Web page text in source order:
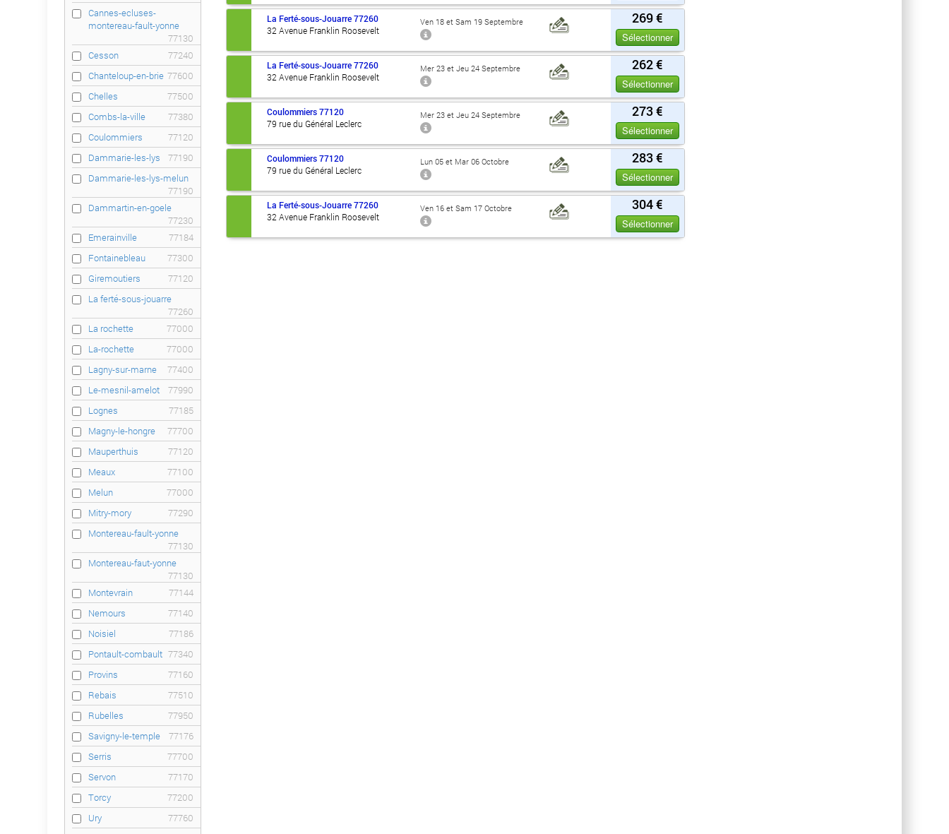
Cannes-ecluses-
montereau-fault-yonne
77130
Cesson
77240
Chanteloup-en-brie 77600
Chelles
77500
Combs-la-ville
77380
Coulommiers
77120
Dammarie-les-lys
77190
Dammarie-les-lys-melun
77190
Dammartin-en-goele
77230
Emerainville
77184
Fontainebleau
77300
Giremoutiers
77120
La ferté-sous-jouarre
77260
La rochette
77000
La-rochette
77000
Lagny-sur-marne
77400
Le-mesnil-amelot
77990
Lognes
77185
Magny-le-hongre
77700
Mauperthuis
77120
Meaux
77100
Melun
77000
Mitry-mory
77290
Montereau-fault-yonne
77130
Montereau-faut-yonne
77130
Montevrain
77144
Nemours
77140
Noisiel
77186
Pontault-combault 77340
Provins
77160
Rebais
77510
Rubelles
77950
Savigny-le-temple
77176
Serris
77700
Servon
77170
Torcy
77200
Ury
77760
269 €
Sélectionner
La Ferté-sous-Jouarre 77260
32 Avenue Franklin Roosevelt
Ven 18 et Sam 19 Septembre
262 €
Sélectionner
La Ferté-sous-Jouarre 77260
32 Avenue Franklin Roosevelt
Mer 23 et Jeu 24 Septembre
273 €
Sélectionner
Coulommiers 77120
79 rue du Général Leclerc
Mer 23 et Jeu 24 Septembre
283 €
Sélectionner
Coulommiers 77120
79 rue du Général Leclerc
Lun 05 et Mar 06 Octobre
304 €
Sélectionner
La Ferté-sous-Jouarre 77260
32 Avenue Franklin Roosevelt
Ven 16 et Sam 17 Octobre